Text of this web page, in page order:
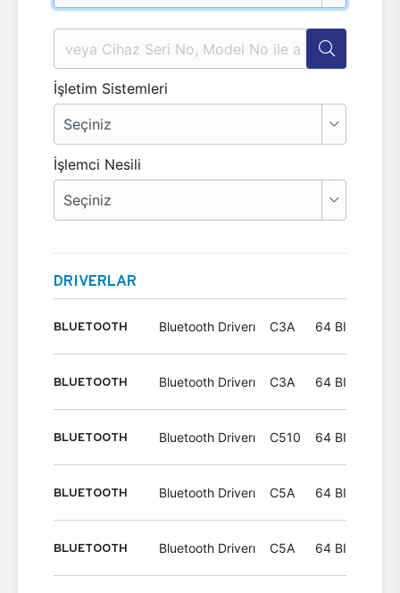
İşletim Sistemleri
İşlemci Nesili
DRIVERLAR
BLUETOOTH Bluetooth Driverı C3A 64 BIT
BLUETOOTH Bluetooth Driverı C3A 64 BIT
BLUETOOTH Bluetooth Driverı C510 64 BIT
BLUETOOTH Bluetooth Driverı C5A 64 BIT
BLUETOOTH Bluetooth Driverı C5A 64 BIT